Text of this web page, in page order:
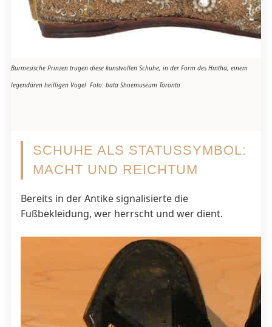
Burmesische Prinzen trugen diese kunstvollen Schuhe, in der Form des Hintha, einem
legendären heilligen Vogel Foto: bata Shoemuseum Toronto
SCHUHE ALS STATUSSYMBOL:
MACHT UND REICHTUM
Bereits in der Antike signalisierte die
Fußbekleidung, wer herrscht und wer dient.